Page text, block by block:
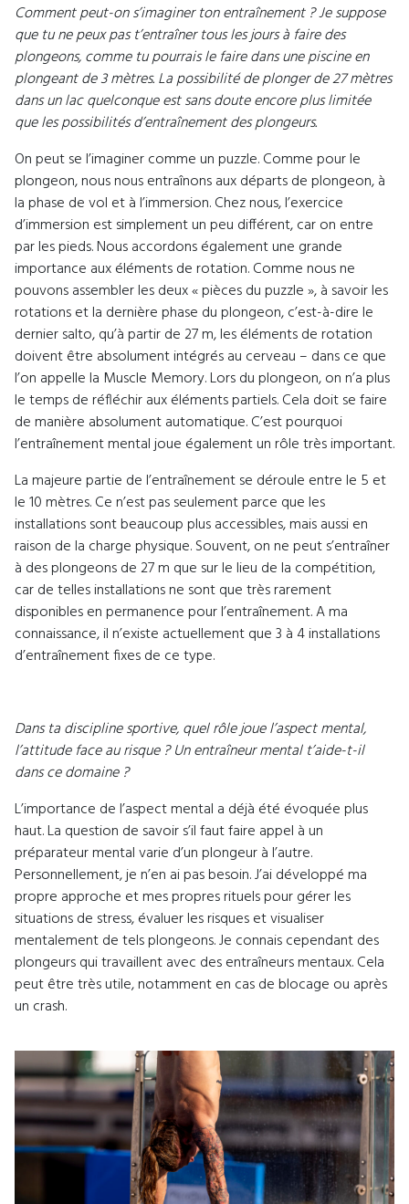
Comment peut-on s’imaginer ton entraînement ? Je suppose
que tu ne peux pas t’entraîner tous les jours à faire des
plongeons, comme tu pourrais le faire dans une piscine en
plongeant de 3 mètres. La possibilité de plonger de 27 mètres
dans un lac quelconque est sans doute encore plus limitée
que les possibilités d’entraînement des plongeurs.
On peut se l’imaginer comme un puzzle. Comme pour le
plongeon, nous nous entraînons aux départs de plongeon, à
la phase de vol et à l’immersion. Chez nous, l’exercice
d’immersion est simplement un peu différent, car on entre
par les pieds. Nous accordons également une grande
importance aux éléments de rotation. Comme nous ne
pouvons assembler les deux « pièces du puzzle », à savoir les
rotations et la dernière phase du plongeon, c’est-à-dire le
dernier salto, qu’à partir de 27 m, les éléments de rotation
doivent être absolument intégrés au cerveau – dans ce que
l’on appelle la Muscle Memory. Lors du plongeon, on n’a plus
le temps de réfléchir aux éléments partiels. Cela doit se faire
de manière absolument automatique. C’est pourquoi
l’entraînement mental joue également un rôle très important.
La majeure partie de l’entraînement se déroule entre le 5 et
le 10 mètres. Ce n’est pas seulement parce que les
installations sont beaucoup plus accessibles, mais aussi en
raison de la charge physique. Souvent, on ne peut s’entraîner
à des plongeons de 27 m que sur le lieu de la compétition,
car de telles installations ne sont que très rarement
disponibles en permanence pour l’entraînement. A ma
connaissance, il n’existe actuellement que 3 à 4 installations
d’entraînement fixes de ce type.
Dans ta discipline sportive, quel rôle joue l’aspect mental,
l’attitude face au risque ? Un entraîneur mental t’aide-t-il
dans ce domaine ?
L’importance de l’aspect mental a déjà été évoquée plus
haut. La question de savoir s’il faut faire appel à un
préparateur mental varie d’un plongeur à l’autre.
Personnellement, je n’en ai pas besoin. J’ai développé ma
propre approche et mes propres rituels pour gérer les
situations de stress, évaluer les risques et visualiser
mentalement de tels plongeons. Je connais cependant des
plongeurs qui travaillent avec des entraîneurs mentaux. Cela
peut être très utile, notamment en cas de blocage ou après
un crash.